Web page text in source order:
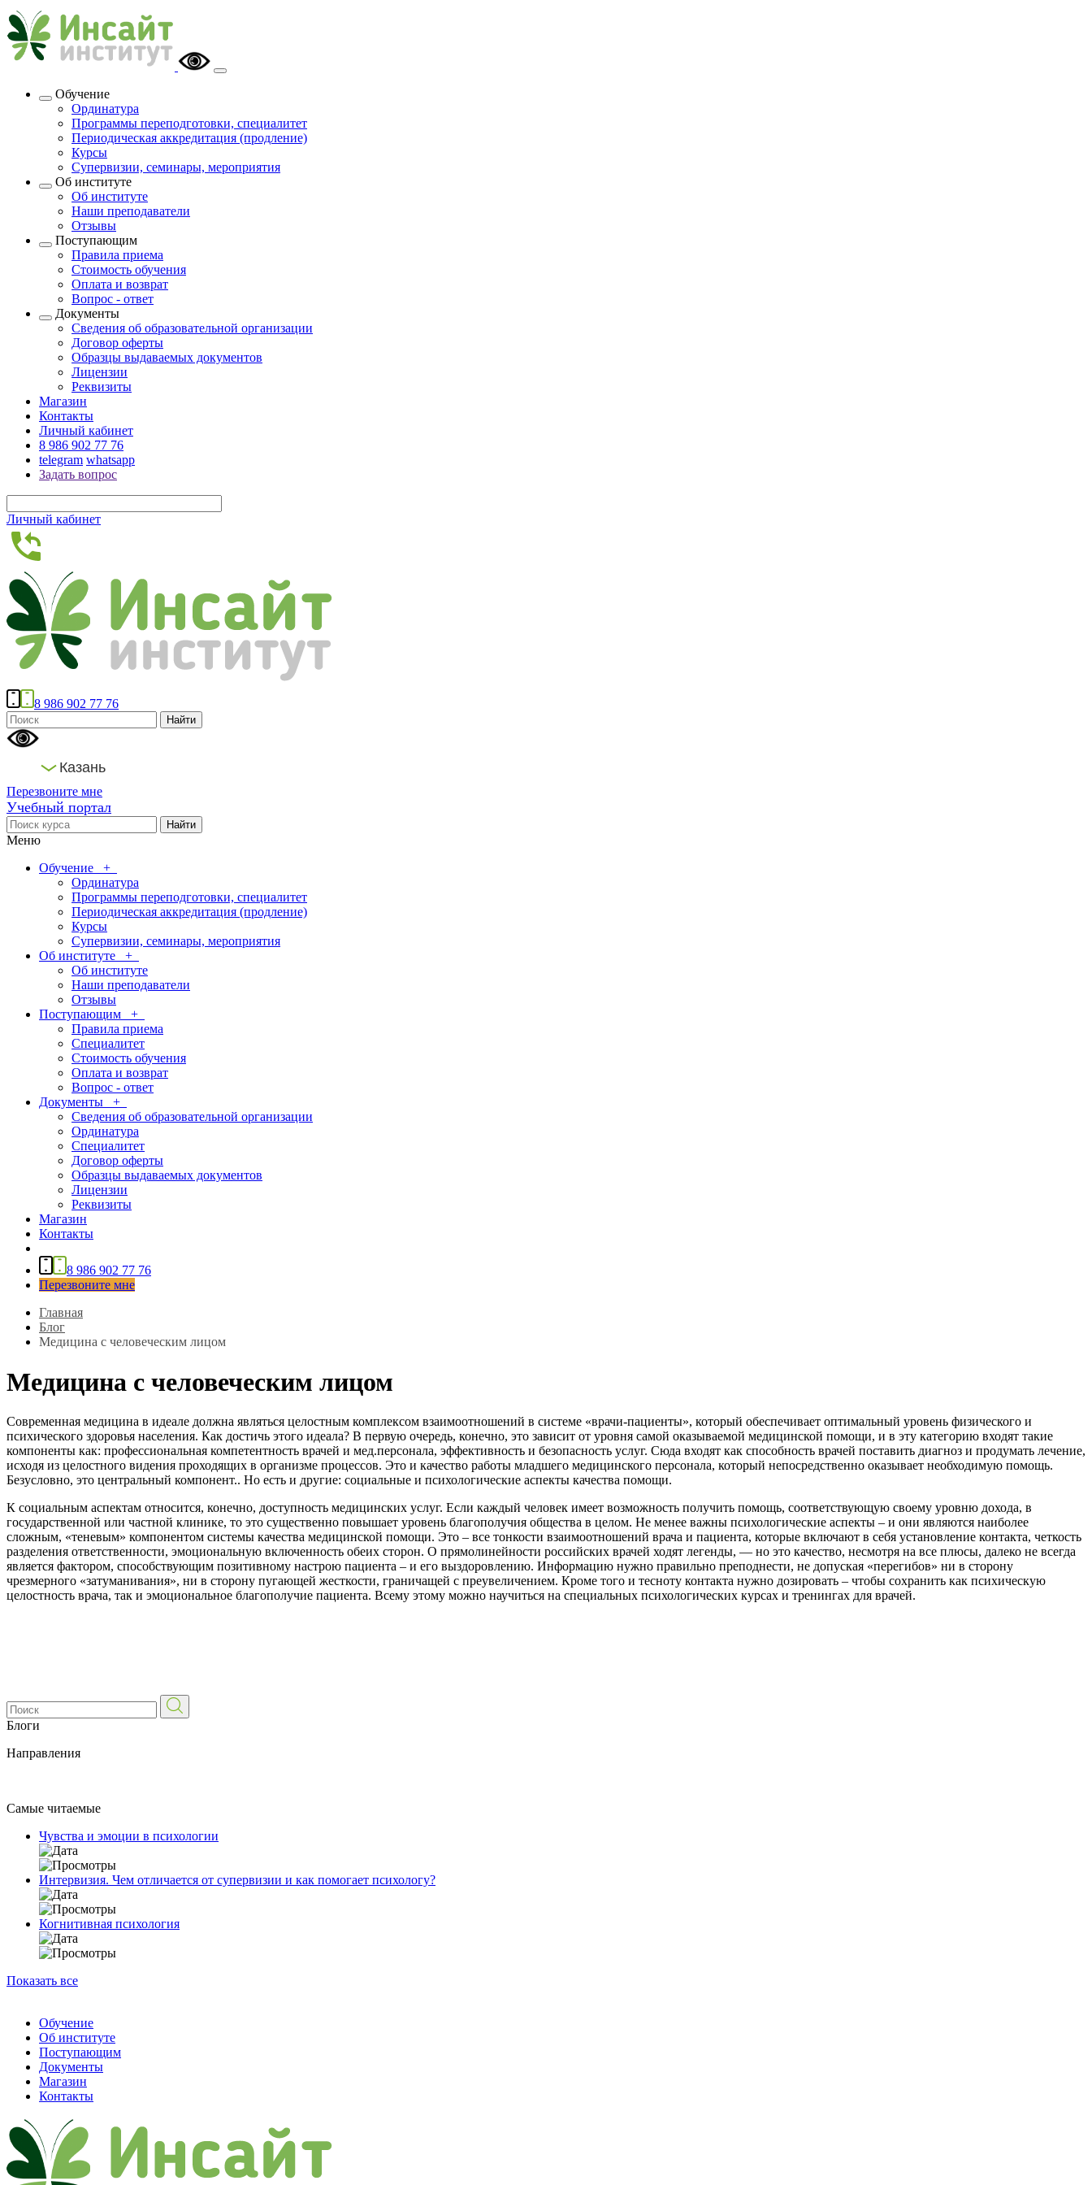
Обучение
Ординатура
Программы переподготовки, специалитет
Периодическая аккредитация (продление)
Курсы
Супервизии, семинары, мероприятия
Об институте
Об институте
Наши преподаватели
Отзывы
Поступающим
Правила приема
Стоимость обучения
Оплата и возврат
Вопрос - ответ
Документы
Сведения об образовательной организации
Договор оферты
Образцы выдаваемых документов
Лицензии
Реквизиты
Магазин
Контакты
Личный кабинет
8 986 902 77 76
telegram whatsapp
Задать вопрос
Личный кабинет
8 986 902 77 76
Казань
Перезвоните мне
Учебный портал
Меню
Обучение
+
Ординатура
Программы переподготовки, специалитет
Периодическая аккредитация (продление)
Курсы
Супервизии, семинары, мероприятия
Об институте
+
Об институте
Наши преподаватели
Отзывы
Поступающим
+
Правила приема
Специалитет
Стоимость обучения
Оплата и возврат
Вопрос - ответ
Документы
+
Сведения об образовательной организации
Ординатура
Специалитет
Договор оферты
Образцы выдаваемых документов
Лицензии
Реквизиты
Магазин
Контакты
8 986 902 77 76
Перезвоните мне
Главная
Блог
Медицина с человеческим лицом
Медицина с человеческим лицом
Современная медицина в идеале должна являться целостным комплексом взаимоотношений в системе «врачи-пациенты», который обеспечивает оптимальный уровень физического и
психического здоровья населения. Как достичь этого идеала? В первую очередь, конечно, это зависит от уровня самой оказываемой медицинской помощи, и в эту категорию входят такие
компоненты как: профессиональная компетентность врачей и мед.персонала, эффективность и безопасность услуг. Сюда входят как способность врачей поставить диагноз и продумать лечение,
исходя из целостного видения проходящих в организме процессов. Это и качество работы младшего медицинского персонала, который непосредственно оказывает необходимую помощь.
Безусловно, это центральный компонент.. Но есть и другие: социальные и психологические аспекты качества помощи.
К социальным аспектам относится, конечно, доступность медицинских услуг. Если каждый человек имеет возможность получить помощь, соответствующую своему уровню дохода, в
государственной или частной клинике, то это существенно повышает уровень благополучия общества в целом. Не менее важны психологические аспекты – и они являются наиболее
сложным, «теневым» компонентом системы качества медицинской помощи. Это – все тонкости взаимоотношений врача и пациента, которые включают в себя установление контакта, четкость
разделения ответственности, эмоциональную включенность обеих сторон. О прямолинейности российских врачей ходят легенды, — но это качество, несмотря на все плюсы, далеко не всегда
является фактором, способствующим позитивному настрою пациента – и его выздоровлению. Информацию нужно правильно преподнести, не допуская «перегибов» ни в сторону
чрезмерного «затуманивания», ни в сторону пугающей жесткости, граничащей с преувеличением. Кроме того и тесноту контакта нужно дозировать – чтобы сохранить как психическую
целостность врача, так и эмоциональное благополучие пациента. Всему этому можно научиться на специальных психологических курсах и тренингах для врачей.
Блоги
Направления
Самые читаемые
Чувства и эмоции в психологии
Интервизия. Чем отличается от супервизии и как помогает психологу?
Когнитивная психология
Показать все
Обучение
Об институте
Поступающим
Документы
Магазин
Контакты